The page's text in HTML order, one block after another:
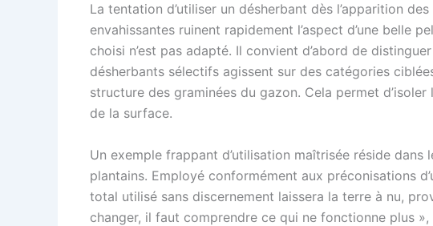
La tentation d’utiliser un désherbant dès l’apparition
envahissantes ruinent rapidement l’aspect d’une belle
choisi n’est pas adapté. Il convient d’abord de
désherbants sélectifs agissent sur des catégories
structure des graminées du gazon. Cela permet
de la surface.
Un exemple frappant d’utilisation maîtrisée réside dans
plantains. Employé conformément aux préconisations
total utilisé sans discernement laissera la terre à nu,
changer, il faut comprendre ce qui ne fonctionne plus